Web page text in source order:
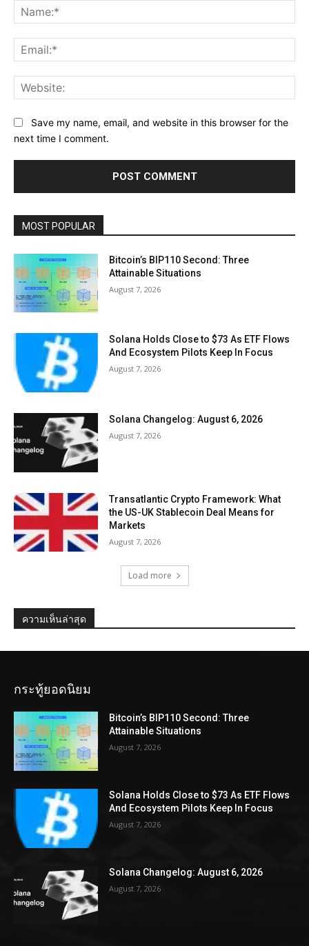
Save my name, email, and website in this browser for the
next time I comment.
MOST POPULAR
Bitcoin’s BIP110 Second: Three
Attainable Situations
August 7, 2026
Solana Holds Close to $73 As ETF Flows
And Ecosystem Pilots Keep In Focus
August 7, 2026
Solana Changelog: August 6, 2026
August 7, 2026
Transatlantic Crypto Framework: What
the US-UK Stablecoin Deal Means for
Markets
August 7, 2026
Load more
ความเห็นล่าสุด
กระทู้ยอดนิยม
Bitcoin’s BIP110 Second: Three
Attainable Situations
August 7, 2026
Solana Holds Close to $73 As ETF Flows
And Ecosystem Pilots Keep In Focus
August 7, 2026
Solana Changelog: August 6, 2026
August 7, 2026